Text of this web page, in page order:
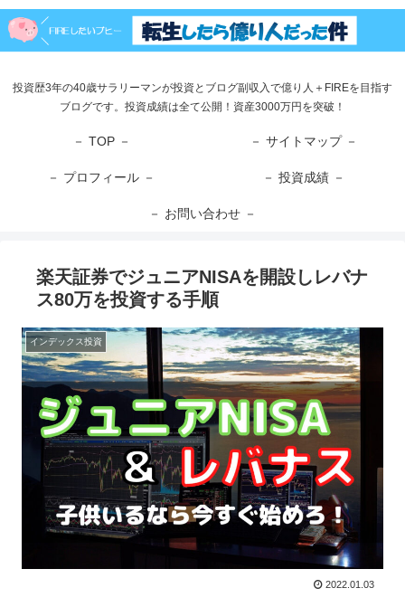
投資歴3年の40歳サラリーマンが投資とブログ副収入で億り人＋FIREを目指す
ブログです。投資成績は全て公開！資産3000万円を突破！
－ TOP － － サイトマップ －
－ プロフィール － － 投資成績 －
－ お問い合わせ －
楽天証券でジュニアNISAを開設しレバナ
ス80万を投資する手順
インデックス投資
2022.01.03